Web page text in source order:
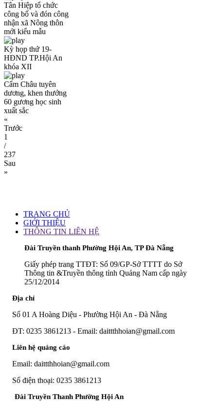
Tân Hiệp tổ chức
công bố và đón công
nhận xã Nông thôn
mới kiểu mẫu
Kỳ họp thứ 19-
HĐND TP.Hội An
khóa XII
Cẩm Châu tuyên
dương, khen thưởng
60 gương học sinh
xuất sắc
«
Trước
1
/
237
Sau
»
TRANG CHỦ
GIỚI THIỆU
THÔNG TIN LIÊN HỆ
Đài Truyền thanh Phường Hội An, TP Đà Nẵng
Giấy phép trang TTĐT: Số 09/GP-Sở TTTT do Sở
Thông tin &Truyền thông tỉnh Quảng Nam cấp ngày
25/12/2014
Địa chỉ
Số 01 A Hoàng Diệu - Phường Hội An - Đà Nẵng
ĐT: 0235 3861213 - Email: daittthhoian@gmail.com
Liên hệ quảng cáo
Email: daittthhoian@gmail.com
Số điện thoại: 0235 3861213
Đài Truyền Thanh Phường Hội An